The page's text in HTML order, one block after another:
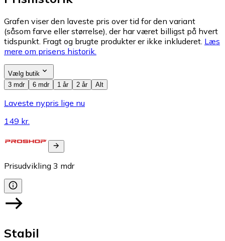
Grafen viser den laveste pris over tid for den variant
(såsom farve eller størrelse), der har været billigst på hvert
tidspunkt. Fragt og brugte produkter er ikke inkluderet. Læs
mere om prisens historik.
Vælg butik
3 mdr
6 mdr 1 år 2 år Alt
Laveste nypris lige nu
149 kr.
Prisudvikling 3 mdr
Stabil